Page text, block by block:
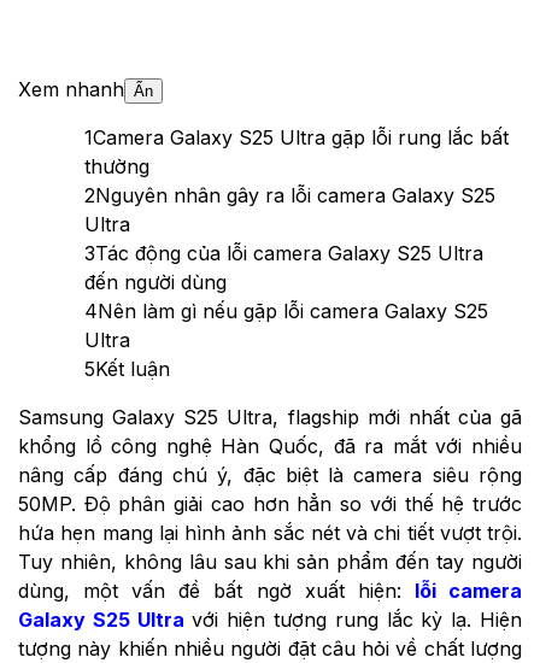
Xem nhanh Ẩn
1Camera Galaxy S25 Ultra gặp lỗi rung lắc bất
thường
2Nguyên nhân gây ra lỗi camera Galaxy S25
Ultra
3Tác động của lỗi camera Galaxy S25 Ultra
đến người dùng
4Nên làm gì nếu gặp lỗi camera Galaxy S25
Ultra
5Kết luận
Samsung Galaxy S25 Ultra, flagship mới nhất của gã
khổng lồ công nghệ Hàn Quốc, đã ra mắt với nhiều
nâng cấp đáng chú ý, đặc biệt là camera siêu rộng
50MP. Độ phân giải cao hơn hẳn so với thế hệ trước
hứa hẹn mang lại hình ảnh sắc nét và chi tiết vượt trội.
Tuy nhiên, không lâu sau khi sản phẩm đến tay người
dùng, một vấn đề bất ngờ xuất hiện: lỗi camera
Galaxy S25 Ultra với hiện tượng rung lắc kỳ lạ. Hiện
tượng này khiến nhiều người đặt câu hỏi về chất lượng